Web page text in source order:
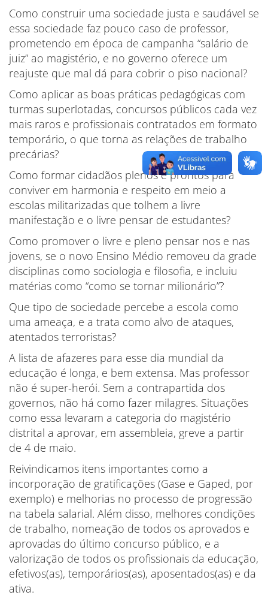
Como construir uma sociedade justa e saudável se
essa sociedade faz pouco caso de professor,
prometendo em época de campanha “salário de
juiz” ao magistério, e no governo oferece um
reajuste que mal dá para cobrir o piso nacional?
Como aplicar as boas práticas pedagógicas com
turmas superlotadas, concursos públicos cada vez
mais raros e profissionais contratados em formato
temporário, o que torna as relações de trabalho
precárias?
Como formar cidadãos plenos e prontos para
conviver em harmonia e respeito em meio a
escolas militarizadas que tolhem a livre
manifestação e o livre pensar de estudantes?
Como promover o livre e pleno pensar nos e nas
jovens, se o novo Ensino Médio removeu da grade
disciplinas como sociologia e filosofia, e incluiu
matérias como “como se tornar milionário”?
Que tipo de sociedade percebe a escola como
uma ameaça, e a trata como alvo de ataques,
atentados terroristas?
A lista de afazeres para esse dia mundial da
educação é longa, e bem extensa. Mas professor
não é super-herói. Sem a contrapartida dos
governos, não há como fazer milagres. Situações
como essa levaram a categoria do magistério
distrital a aprovar, em assembleia, greve a partir
de 4 de maio.
Reivindicamos itens importantes como a
incorporação de gratificações (Gase e Gaped, por
exemplo) e melhorias no processo de progressão
na tabela salarial. Além disso, melhores condições
de trabalho, nomeação de todos os aprovados e
aprovadas do último concurso público, e a
valorização de todos os profissionais da educação,
efetivos(as), temporários(as), aposentados(as) e da
ativa.